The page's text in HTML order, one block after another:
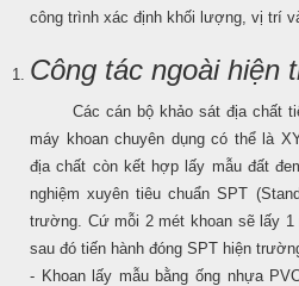
công trình xác định khối lượng, vị trí
Công tác ngoài hiện
Các cán bộ khảo sát địa chất
máy khoan chuyên dụng có thể là
địa chất còn kết hợp lấy mẫu đất
nghiệm xuyên tiêu chuẩn SPT
trường. Cứ mỗi 2 mét khoan sẽ lấy 1
sau đó tiến hành đóng SPT hiện
- Khoan lấy mẫu bằng ống nhựa